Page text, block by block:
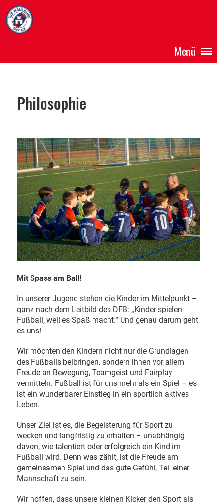
Menü
Philosophie
Mit Spass am Ball!
In unserer Jugend stehen die Kinder im Mittelpunkt –
ganz nach dem Leitbild des DFB: „Kinder spielen
Fußball, weil es Spaß macht.“ Und genau darum geht
es uns!
Wir möchten den Kindern nicht nur die Grundlagen
des Fußballs beibringen, sondern ihnen vor allem
Freude an Bewegung, Teamgeist und Fairplay
vermitteln. Fußball ist für uns mehr als ein Spiel – es
ist ein wunderbarer Einstieg in ein sportlich aktives
Leben.
Unser Ziel ist es, die Begeisterung für Sport zu
wecken und langfristig zu erhalten – unabhängig
davon, wie talentiert oder erfolgreich ein Kind im
Fußball wird. Denn was zählt, ist die Freude am
gemeinsamen Spiel und das gute Gefühl, Teil einer
Mannschaft zu sein.
Wir hoffen, dass unsere kleinen Kicker den Sport als